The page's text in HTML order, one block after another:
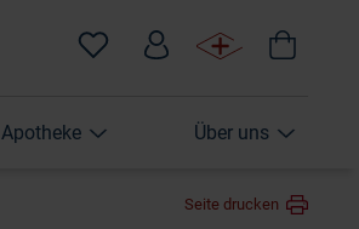
Apotheke Über uns
Seite drucken